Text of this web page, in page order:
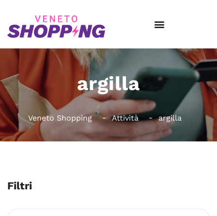
argilla
Veneto Shopping Attività argilla
Filtri